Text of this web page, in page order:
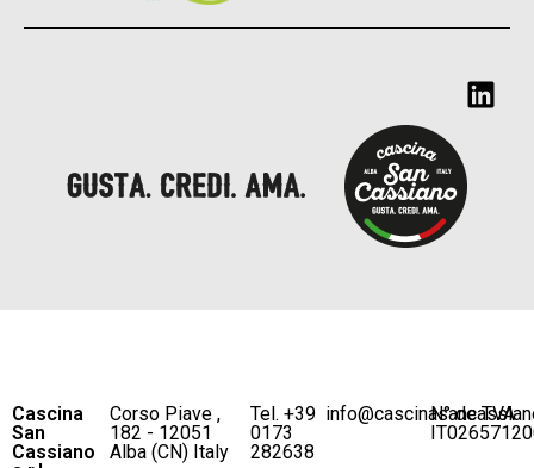
Cascina
San
Cassiano
Corso Piave ,
182 - 12051
Alba (CN) Italy
Tel. +39
0173
282638
N° de TVA